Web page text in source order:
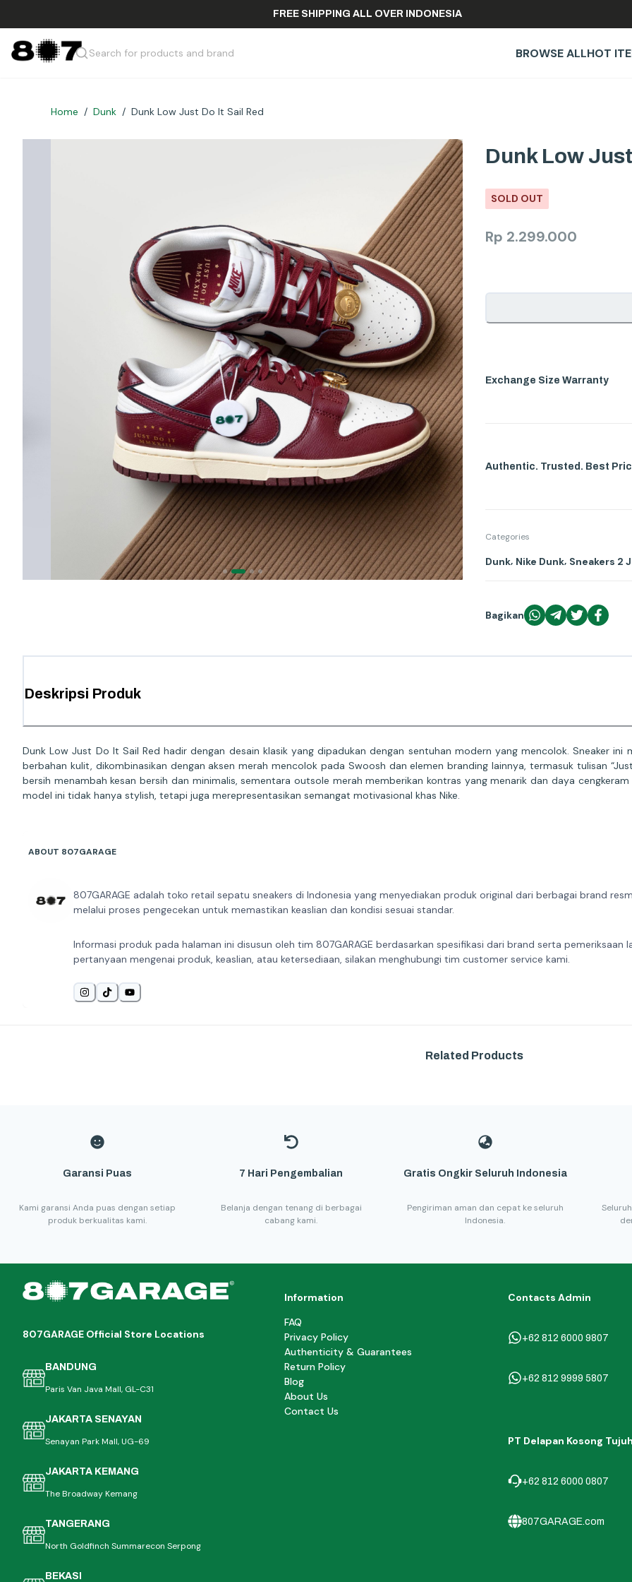
FREE SHIPPING ALL OVER INDONESIA
Search for products and brand BROWSE ALLHOT
Home / Dunk / Dunk Low Just Do It Sail Red
Dunk Low
SOLD OUT
Rp 2.299.000
Exchange Size Warranty
Authentic. Trusted. Best
Categories
Dunk, Nike Dunk, Sneakers 2
Bagikan
Deskripsi Produk
Dunk Low Just Do It Sail Red hadir dengan desain klasik yang dipadukan dengan sentuhan modern yang mencolok. Sneaker ini
berbahan kulit, dikombinasikan dengan aksen merah mencolok pada Swoosh dan elemen branding lainnya, termasuk tulisan
bersih menambah kesan bersih dan minimalis, sementara outsole merah memberikan kontras yang menarik dan daya
model ini tidak hanya stylish, tetapi juga merepresentasikan semangat motivasional khas Nike.
ABOUT 807GARAGE
807GARAGE adalah toko retail sepatu sneakers di Indonesia yang menyediakan produk original dari berbagai brand
melalui proses pengecekan untuk memastikan keaslian dan kondisi sesuai standar.
Informasi produk pada halaman ini disusun oleh tim 807GARAGE berdasarkan spesifikasi dari brand serta
pertanyaan mengenai produk, keaslian, atau ketersediaan, silakan menghubungi tim customer service kami.
Related Products
Garansi Puas
Kami garansi Anda puas dengan setiap
produk berkualitas kami.
7 Hari Pengembalian
Belanja dengan tenang di berbagai
cabang kami.
Gratis Ongkir Seluruh Indonesia
Pengiriman aman dan cepat ke seluruh
Indonesia.
807GARAGE Official Store Locations
BANDUNG
Paris Van Java Mall, GL-C31
JAKARTA SENAYAN
Senayan Park Mall, UG-69
JAKARTA KEMANG
The Broadway Kemang
TANGERANG
North Goldfinch Summarecon Serpong
BEKASI
Information
FAQ
Privacy Policy
Authenticity & Guarantees
Return Policy
Blog
About Us
Contact Us
Contacts Admin
+62 812 6000 9807
+62 812 9999 5807
PT Delapan Kosong Tujuh
+62 812 6000 0807
807GARAGE.com